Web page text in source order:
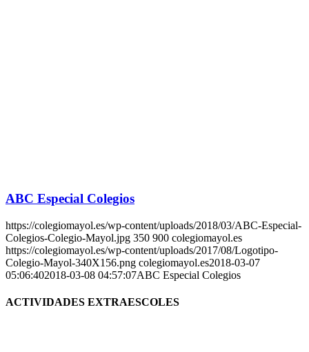
ABC Especial Colegios
https://colegiomayol.es/wp-content/uploads/2018/03/ABC-Especial-
Colegios-Colegio-Mayol.jpg 350 900 colegiomayol.es
https://colegiomayol.es/wp-content/uploads/2017/08/Logotipo-
Colegio-Mayol-340X156.png colegiomayol.es2018-03-07
05:06:402018-03-08 04:57:07ABC Especial Colegios
ACTIVIDADES EXTRAESCOLES